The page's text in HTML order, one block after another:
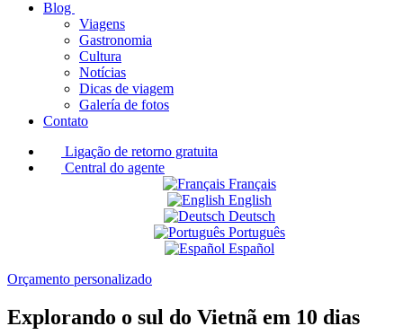
Blog
Viagens
Gastronomia
Cultura
Notícias
Dicas de viagem
Galería de fotos
Contato
Ligação de retorno gratuita
Central do agente
Français
English
Deutsch
Português
Español
Orçamento personalizado
Explorando o sul do Vietnã em 10 dias